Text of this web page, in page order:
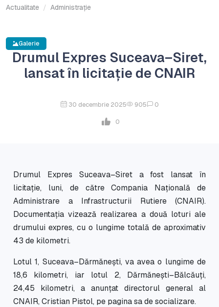
Actualitate Administrație
Galerie
Drumul Expres Suceava–Siret,
lansat în licitație de CNAIR
30 decembrie 2025 905 0
0
Drumul Expres Suceava–Siret a fost lansat în
licitație, luni, de către Compania Națională de
Administrare a Infrastructurii Rutiere (CNAIR).
Documentația vizează realizarea a două loturi ale
drumului expres, cu o lungime totală de aproximativ
43 de kilometri.
Lotul 1, Suceava–Dărmănești, va avea o lungime de
18,6 kilometri, iar lotul 2, Dărmănești–Bălcăuți,
24,45 kilometri, a anunțat directorul general al
CNAIR, Cristian Pistol, pe pagina sa de socializare.